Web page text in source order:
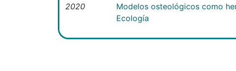
2020
Modelos osteológicos como
Ecología